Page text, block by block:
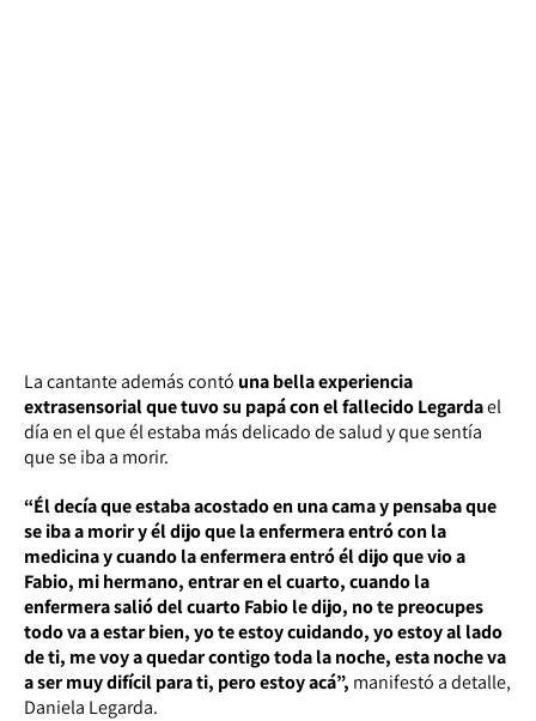
La cantante además contó una bella experiencia
extrasensorial que tuvo su papá con el fallecido Legardael
día en el que él estaba más delicado de salud y que sentía
que se iba a morir.
“Él decía que estaba acostado en una cama y pensaba que
se iba a morir y él dijo que la enfermera entró con la
medicina y cuando la enfermera entró él dijo que vio a
Fabio, mi hermano, entrar en el cuarto, cuando la
enfermera salió del cuarto Fabio le dijo, no te preocupes
todo va a estar bien, yo te estoy cuidando, yo estoy al lado
de ti, me voy a quedar contigo toda la noche, esta noche va
a ser muy difícil para ti, pero estoy acá”, manifestó a detalle,
Daniela Legarda.